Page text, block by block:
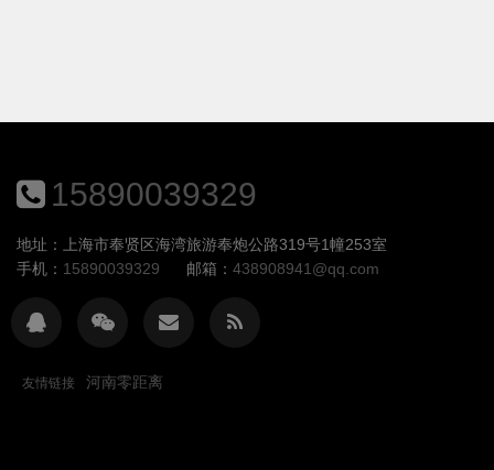
15890039329
地址：上海市奉贤区海湾旅游奉炮公路319号1幢253室
手机： 15890039329 邮箱： 438908941@qq.com
友情链接 河南零距离